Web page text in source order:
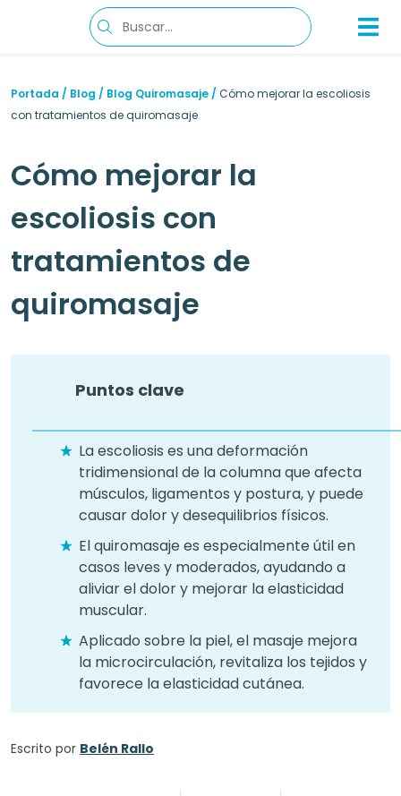
Portada / Blog / Blog Quiromasaje / Cómo mejorar la escoliosis
con tratamientos de quiromasaje
Cómo mejorar la
escoliosis con
tratamientos de
quiromasaje
Puntos clave
La escoliosis es una deformación
tridimensional de la columna que afecta
músculos, ligamentos y postura, y puede
causar dolor y desequilibrios físicos.
El quiromasaje es especialmente útil en
casos leves y moderados, ayudando a
aliviar el dolor y mejorar la elasticidad
muscular.
Aplicado sobre la piel, el masaje mejora
la microcirculación, revitaliza los tejidos y
favorece la elasticidad cutánea.
Escrito por Belén Rallo